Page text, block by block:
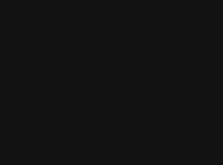
na carteira. O principal objetivo da EIP-
de utilizar. As EIP como a 7702 ajudam
capacidades de Ethereum, beneficiando os
e as aplicações descentralizadas